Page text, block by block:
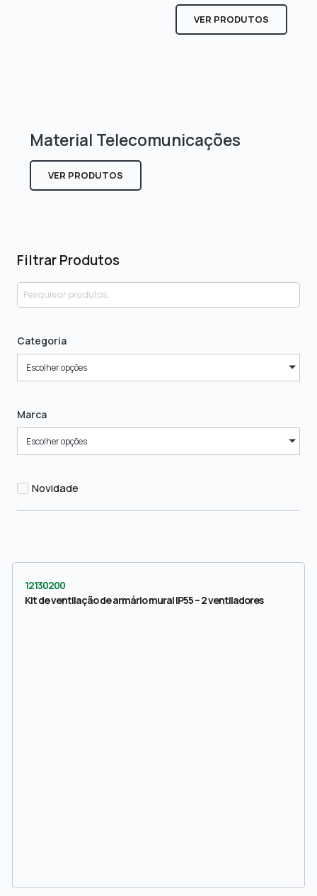
Filtrar Produtos
Categoria
Escolher opções
Marca
Escolher opções
Novidade
VER PRODUTOS
Material Telecomunicações
VER PRODUTOS
12130200
Kit de ventilação de armário mural IP55 – 2 ventiladores